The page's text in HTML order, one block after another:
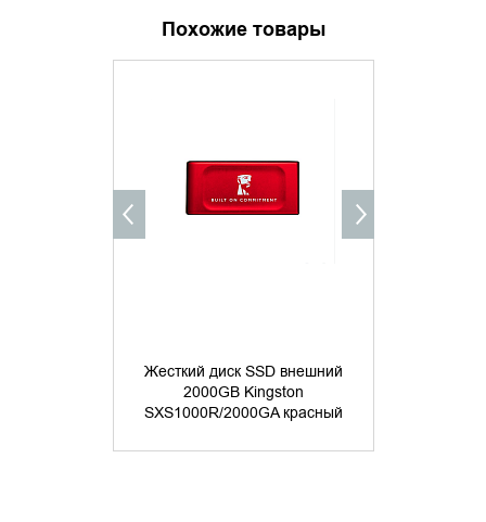
Похожие товары
Жесткий диск SSD внешний
2000GB Kingston
SXS1000R/2000GA красный